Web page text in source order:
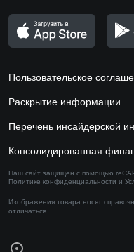
Пользовательское
Раскрытие информации
Перечень инсайдерской
Консолидированная
Наш сайт защищен с помощью
Политике конфиденциальности и
Изображения товара носят
отличаться